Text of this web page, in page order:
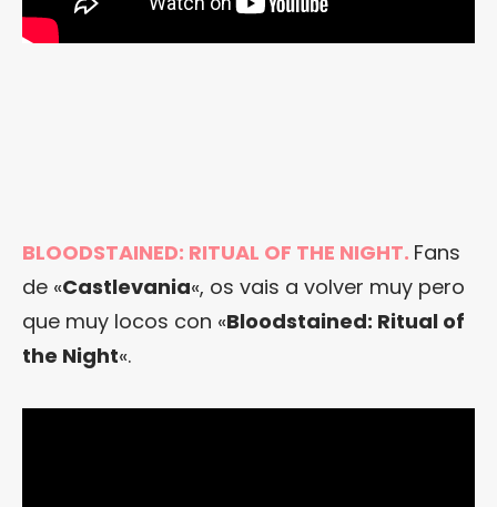
BLOODSTAINED: RITUAL OF THE NIGHT. Fans
de «Castlevania«, os vais a volver muy pero
que muy locos con «Bloodstained: Ritual of
the Night«.